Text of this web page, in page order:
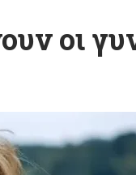
οι